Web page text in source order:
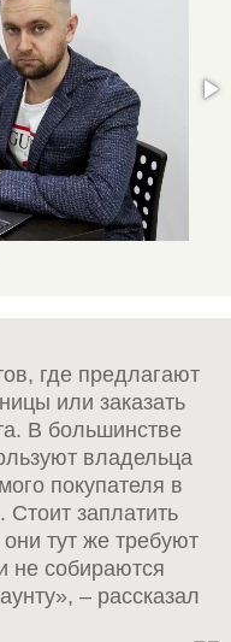
где предлагают
или заказать
В большинстве
владельца
покупателя в
Стоит заплатить
тут же требуют
не собираются
– рассказал